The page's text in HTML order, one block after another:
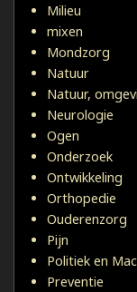
Milieu
mixen
Mondzorg
Natuur
Natuur,
Neurologie
Ogen
Onderzoek
Ontwikkeling
Orthopedie
Ouderenzorg
Pijn
Politiek en
Preventie